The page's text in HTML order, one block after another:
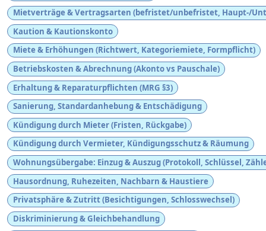
Mietverträge & Vertragsarten (befristet/unbefristet, Haupt-/
Kaution & Kautionskonto
Miete & Erhöhungen (Richtwert, Kategoriemiete, Formpflicht)
Betriebskosten & Abrechnung (Akonto vs Pauschale)
Erhaltung & Reparaturpflichten (MRG §3)
Sanierung, Standardanhebung & Entschädigung
Kündigung durch Mieter (Fristen, Rückgabe)
Kündigung durch Vermieter, Kündigungsschutz & Räumung
Wohnungsübergabe: Einzug & Auszug (Protokoll, Schlüssel,
Hausordnung, Ruhezeiten, Nachbarn & Haustiere
Privatsphäre & Zutritt (Besichtigungen, Schlosswechsel)
Diskriminierung & Gleichbehandlung